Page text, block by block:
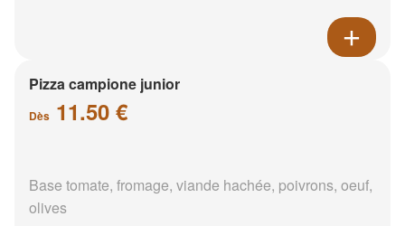
Pizza campione junior
Dès 11.50 €
Base tomate, fromage, viande hachée, poivrons, oeuf,
olives